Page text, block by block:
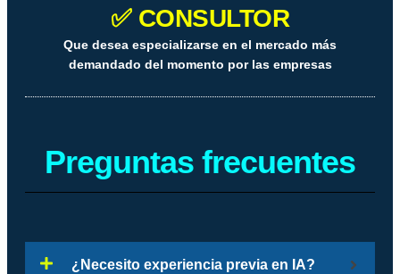
✅ CONSULTOR
Que desea especializarse en el mercado más
demandado del momento por las empresas
Preguntas frecuentes
¿Necesito experiencia previa en IA?